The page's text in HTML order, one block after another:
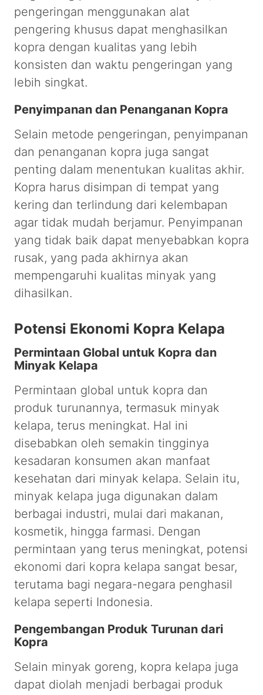
pengeringan menggunakan alat
pengering khusus dapat menghasilkan
kopra dengan kualitas yang lebih
konsisten dan waktu pengeringan yang
lebih singkat.
Penyimpanan dan Penanganan Kopra
Selain metode pengeringan, penyimpanan
dan penanganan kopra juga sangat
penting dalam menentukan kualitas akhir.
Kopra harus disimpan di tempat yang
kering dan terlindung dari kelembapan
agar tidak mudah berjamur. Penyimpanan
yang tidak baik dapat menyebabkan kopra
rusak, yang pada akhirnya akan
mempengaruhi kualitas minyak yang
dihasilkan.
Potensi Ekonomi Kopra Kelapa
Permintaan Global untuk Kopra dan
Minyak Kelapa
Permintaan global untuk kopra dan
produk turunannya, termasuk minyak
kelapa, terus meningkat. Hal ini
disebabkan oleh semakin tingginya
kesadaran konsumen akan manfaat
kesehatan dari minyak kelapa. Selain itu,
minyak kelapa juga digunakan dalam
berbagai industri, mulai dari makanan,
kosmetik, hingga farmasi. Dengan
permintaan yang terus meningkat, potensi
ekonomi dari kopra kelapa sangat besar,
terutama bagi negara-negara penghasil
kelapa seperti Indonesia.
Pengembangan Produk Turunan dari
Kopra
Selain minyak goreng, kopra kelapa juga
dapat diolah menjadi berbagai produk